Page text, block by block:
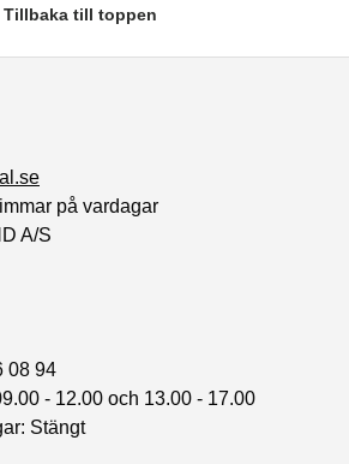
Tillbaka till toppen
på vardagar
A/S
08 94
- 12.00 och 13.00 - 17.00
Stängt